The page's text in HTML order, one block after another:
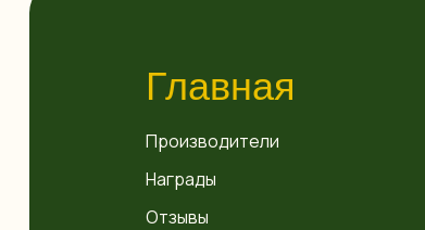
Главная
Производители
Награды
Отзывы